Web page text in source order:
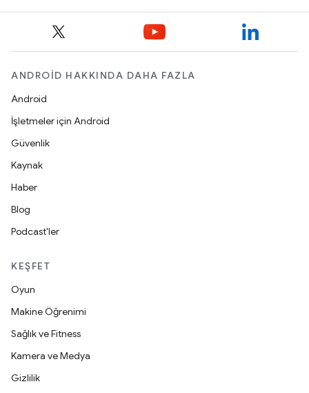
ANDROID HAKKINDA DAHA FAZLA
Android
İşletmeler için Android
Güvenlik
Kaynak
Haber
Blog
Podcast'ler
KEŞFET
Oyun
Makine Öğrenimi
Sağlık ve Fitness
Kamera ve Medya
Gizlilik